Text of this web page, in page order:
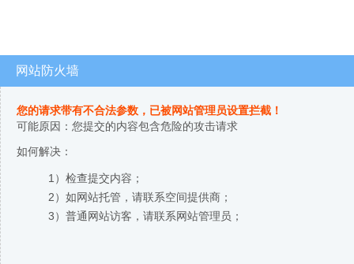
网站防火墙
您的请求带有不合法参数，已被网站管理员设置拦截！
可能原因：您提交的内容包含危险的攻击请求
如何解决：
1）检查提交内容；
2）如网站托管，请联系空间提供商；
3）普通网站访客，请联系网站管理员；